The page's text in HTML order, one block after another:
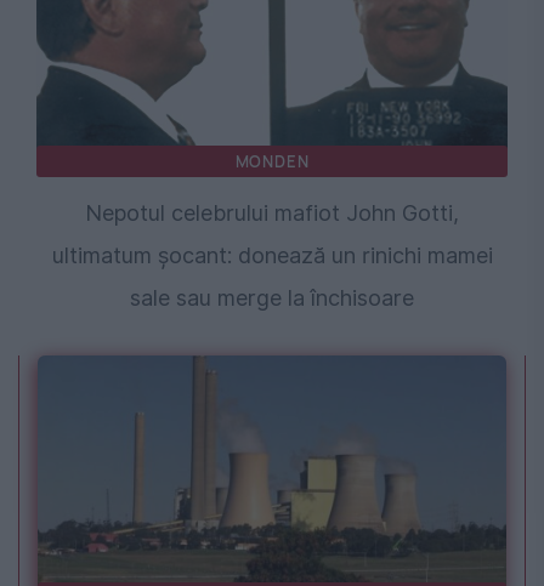
MONDEN
Nepotul celebrului mafiot John Gotti,
ultimatum șocant: donează un rinichi mamei
sale sau merge la închisoare